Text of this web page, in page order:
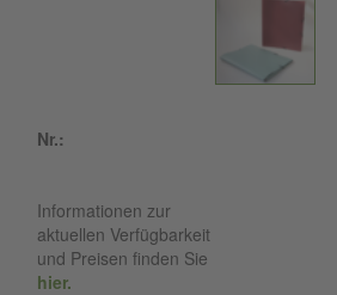
Nr.:
Informationen zur
aktuellen Verfügbarkeit
und Preisen finden Sie
hier.